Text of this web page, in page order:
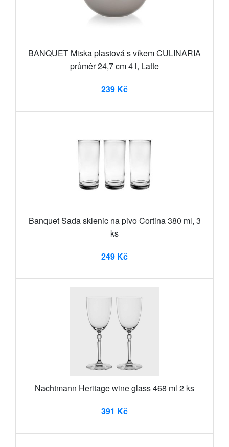
BANQUET Miska plastová s víkem CULINARIA
průměr 24,7 cm 4 l, Latte
239 Kč
Banquet Sada sklenic na pivo Cortina 380 ml, 3
ks
249 Kč
Nachtmann Heritage wine glass 468 ml 2 ks
391 Kč